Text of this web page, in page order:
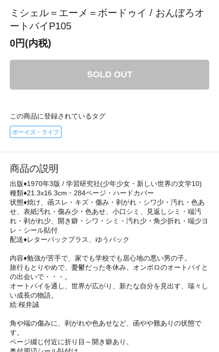
ミシェル＝エーメ＝ボードゥイ / おんぼろオ
ートバイP105
0円(内税)
SOLD OUT
この商品に登録されているタグ
ボーイズ・ライフ
商品の説明
出版♦1970年3版 / 学習研究社(少年少女・新しい世界の文学10)
種類♦21.3x16.3cm・284ページ・ハードカバー
状態♦焼け、函スレ・キズ・傷み・剥がれ・シワ少・汚れ・色あ
せ、表紙汚れ・傷み少・色あせ、小口シミ、見返しシミ・端汚
れ・剥がれ少、開き癖・シワ・シミ・汚れ少・角少折れ・端少ヨ
レ・シール貼付
配送♦レターパックプラス、ゆうパック
内容♦勉強が苦手で、家でも学校でも居心地の悪い男の子。
旅行もとりやめで、憂鬱だった冬休み、オンボロのオートバイと
の出会いで・・・。
オートバイを通し、世界が広がり、新たな自分を見出す、瑞々し
い成長の物語。
絵:桜井誠
角や端の傷みに、剥がれや色あせなど、函やや難ありの状態で
す。
ページ綴じ付近に折り目～開き癖あり。